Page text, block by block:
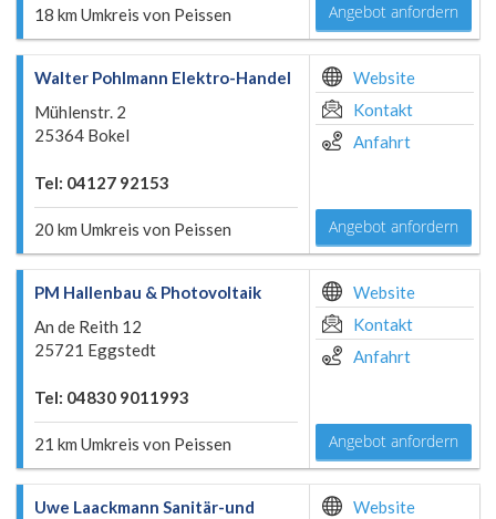
18 km Umkreis von Peissen Angebot anfordern
Walter Pohlmann Elektro-Handel
Mühlenstr. 2
25364 Bokel
Tel: 04127 92153
20 km Umkreis von Peissen
Website
Kontakt
Anfahrt
Angebot anfordern
PM Hallenbau & Photovoltaik
An de Reith 12
25721 Eggstedt
Tel: 04830 9011993
21 km Umkreis von Peissen
Website
Kontakt
Anfahrt
Angebot anfordern
Uwe Laackmann Sanitär-und
Website